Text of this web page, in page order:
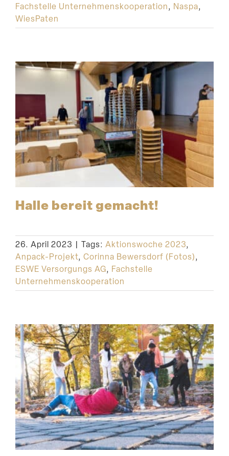
Fachstelle Unternehmenskooperation, Naspa,
WiesPaten
Halle bereit gemacht!
26. April 2023 | Tags: Aktionswoche 2023,
Anpack-Projekt, Corinna Bewersdorf (Fotos),
ESWE Versorgungs AG, Fachstelle
Unternehmenskooperation